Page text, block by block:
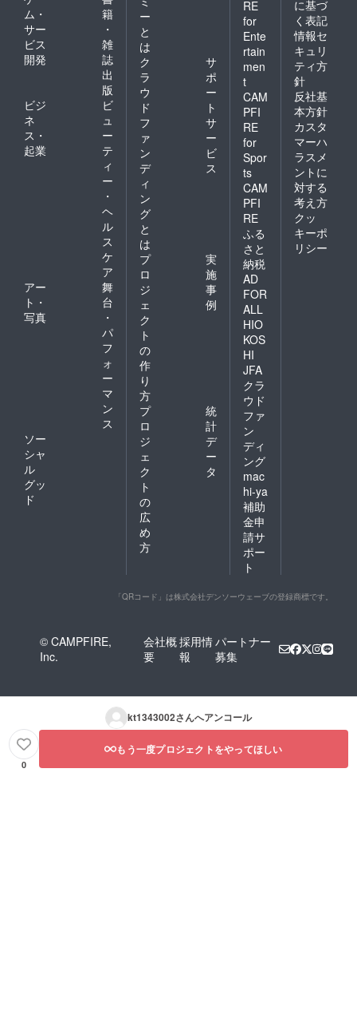
ム・
サー
ビス
開発
籍
・
雑
誌
出
版
ビジ
ネ
ス・
起業
ビ
ュ
ー
テ
ィ
ー
・
ヘ
ル
ス
ケ
ア
アー
ト・
写真
舞
台
・
パ
フ
ォ
ー
マ
ン
ス
ソー
シャ
ル
グッ
ド
ー
と
は
ク
ラ
ウ
ド
フ
ァ
ン
デ
ィ
ン
グ
と
は
サ
ポ
ー
ト
サ
ー
ビ
ス
プ
ロ
ジ
ェ
ク
ト
の
作
り
方
実
施
事
例
プ
ロ
ジ
ェ
ク
ト
の
広
め
方
統
計
デ
ー
タ
RE
for
Ente
rtain
men
t
CAM
PFI
RE
for
Spor
ts
CAM
PFI
RE
ふる
さと
納税
AD
FOR
ALL
HIO
KOS
HI
JFA
クラ
ウド
ファ
ン
ディ
ング
mac
hi-ya
補助
金申
請サ
ポー
ト
に基づ
く表記
情報セ
キュリ
ティ方
針
反社基
本方針
カスタ
マーハ
ラスメ
ントに
対する
考え方
クッ
キーポ
リシー
「QRコード」は株式会社デンソーウェーブの登録商標です。
© CAMPFIRE,
Inc.
会社概
要
採用情
報
パートナー
募集
kt1343002さんへアンコール
0
もう一度プロジェクトをやってほしい